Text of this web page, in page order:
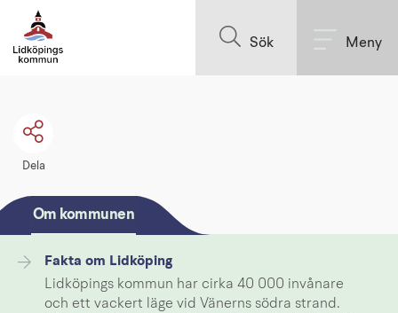
Sök Meny
Dela
Om kommunen
Fakta om Lidköping
Lidköpings kommun har cirka 40 000 invånare
och ett vackert läge vid Vänerns södra strand.